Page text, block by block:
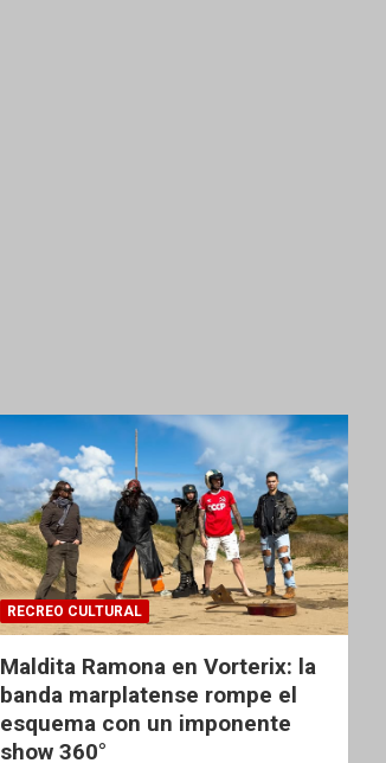
RECREO CULTURAL
Maldita Ramona en Vorterix: la
banda marplatense rompe el
esquema con un imponente
show 360°